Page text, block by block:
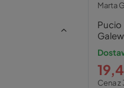
Marta
Pucio
Cena